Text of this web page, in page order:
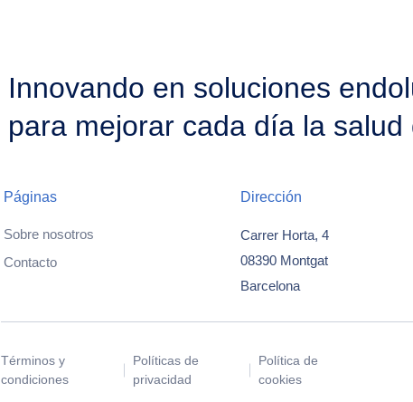
Innovando en soluciones
para mejorar cada día la salud
Páginas
Sobre nosotros
Contacto
Dirección
Carrer Horta, 4
08390 Montgat
Barcelona
Términos y
condiciones
Políticas de
privacidad
Política de
cookies